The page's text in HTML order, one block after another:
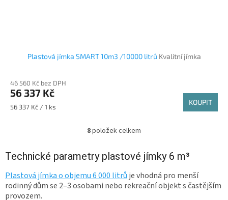
Plastová jímka SMART 10m3 /10000 litrů Kvalitní jímka
46 560 Kč bez DPH
56 337 Kč
Měrná cena:
56 337 Kč / 1 ks
KOUPIT
O
l
d
a
8položek celkem
Technické parametry plastové jímky 6 m³
Plastová jímka o objemu 6 000 litrů je vhodná pro menší
rodinný dům se 2–3 osobami nebo rekreační objekt s častějším
provozem.